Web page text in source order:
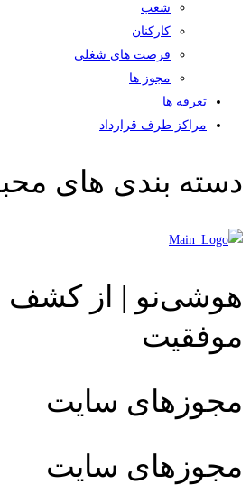
شعب
کارکنان
فرصت های شغلی
مجوز ها
تعرفه ها
مراکز طرف قرارداد
دسته بندی های
هوشی‌نو | از کشف
موفقیت
مجوزهای سایت
مجوزهای سایت